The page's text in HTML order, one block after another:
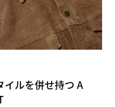
ルを併せ持つ A